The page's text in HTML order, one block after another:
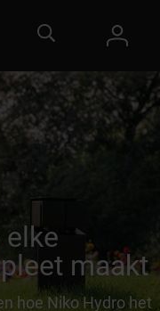
maakt
hoe Niko Hydro het